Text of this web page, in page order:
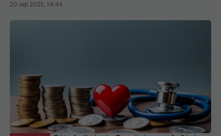
EXCLUSIV Cât cheltuiește România pe sănătate
pe cap de locuitor în 2025. Comparație cu UE
21 sep 2025, 18:51